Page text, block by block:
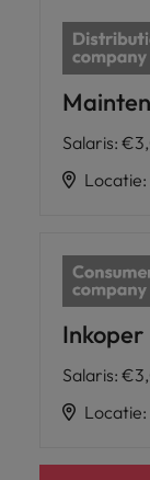
Salaris:
Locatie:
Inkoper
Salaris:
Locatie: